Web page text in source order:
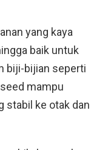
yang kaya
baik untuk
biji-bijian seperti
mampu
stabil ke otak dan